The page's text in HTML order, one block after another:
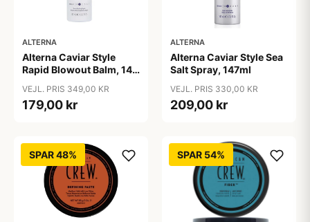
ALTERNA
Alterna Caviar Style
Rapid Blowout Balm, 147
VEJL. PRIS 349,00 KR
179,00 kr
ALTERNA
Alterna Caviar Style Sea
Salt Spray, 147ml
VEJL. PRIS 330,00 KR
209,00 kr
SPAR 48% SPAR 54%